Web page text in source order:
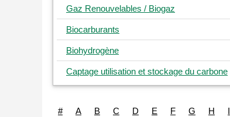
Gaz Renouvelables / Biogaz
Biocarburants
Biohydrogène
Captage utilisation et stockage du carbone
# A B C D E F G H I